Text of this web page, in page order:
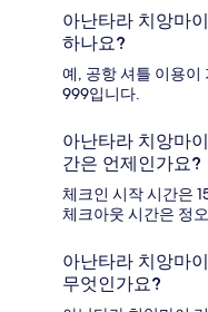
아난타라 치앙마
하나요?
예, 공항 셔틀 이용이
999입니다.
아난타라 치앙마
간은 언제인가요?
체크인 시작 시간은
체크아웃 시간은 정
아난타라 치앙마
무엇인가요?